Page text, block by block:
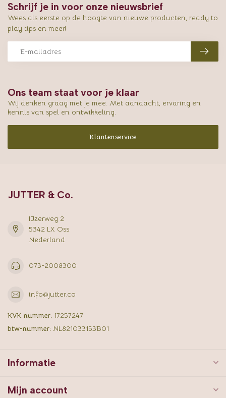
Ons team staat voor je klaar
Wij denken graag met je mee. Met aandacht, ervaring en
kennis van spel en ontwikkeling.
Klantenservice
Schrijf je in voor onze nieuwsbrief
Wees als eerste op de hoogte van nieuwe producten, ready to
play tips en meer!
JUTTER & Co.
IJzerweg 2
5342 LX Oss
Nederland
073-2008300
info@jutter.co
KVK nummer: 17257247
btw-nummer: NL821033153B01
Informatie
Mijn account